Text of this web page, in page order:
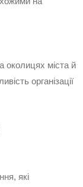
околицях міста й
організації
які